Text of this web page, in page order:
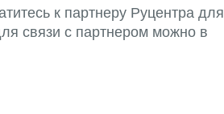
к партнеру Руцентра для
связи с партнером можно в